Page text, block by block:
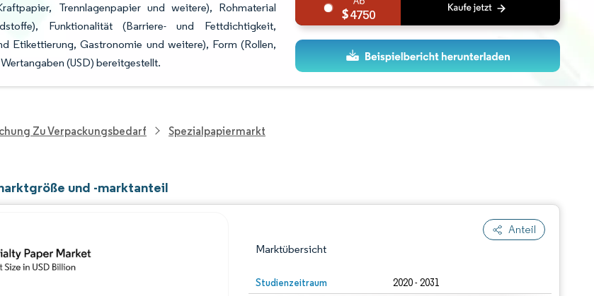
Trennlagenpapier und weitere), Rohmaterial
Funktionalität (Barriere- und Fettdichtigkeit,
Etikettierung, Gastronomie und weitere), Form (Rollen,
(USD) bereitgestellt.
4750
Zu Verpackungsbedarf Spezialpapiermarkt
und -marktanteil
Anteil
Marktübersicht
Studienzeitraum 2020 - 2031